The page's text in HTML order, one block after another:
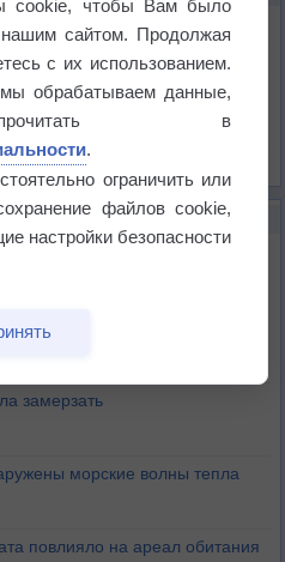
и транспорт
маршрут через тень
замерзать
морские волны тепла
повлияло на ареал обитания
cookie, чтобы Вам было
нашим сайтом. Продолжая
с их использованием.
обрабатываем данные,
в
.
ограничить или
файлов cookie,
настройки безопасности